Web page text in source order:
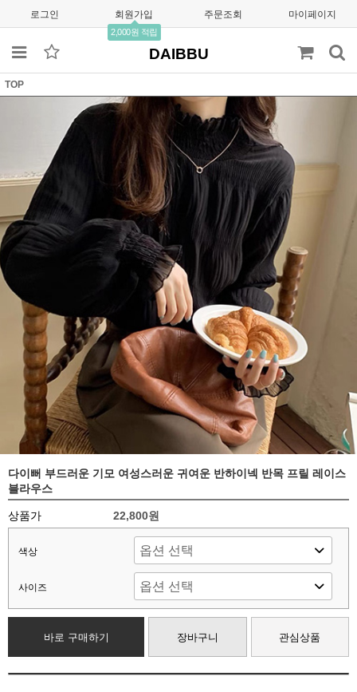
로그인 회원가입
2,000원 적립
주문조회 마이페이지
DAIBBU
TOP
다이뻐 부드러운 기모 여성스러운 귀여운 반하이넥 반목 프릴 레이스
블라우스
상품가 22,800원
색상
사이즈
바로 구매하기 장바구니 관심상품